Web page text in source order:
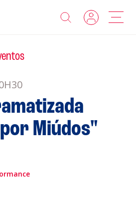
Miúdos"